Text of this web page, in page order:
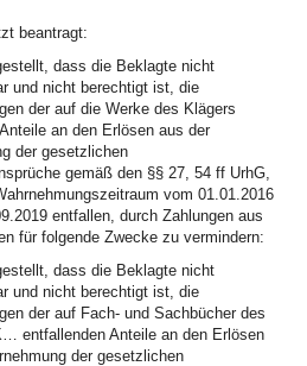
beantragt:
dass die Beklagte nicht
und nicht berechtigt ist, die
der auf die Werke des Klägers
an den Erlösen aus der
der gesetzlichen
gemäß den §§ 27, 54 ff UrhG,
vom 01.01.2016
entfallen, durch Zahlungen aus
für folgende Zwecke zu vermindern:
dass die Beklagte nicht
und nicht berechtigt ist, die
der auf Fach- und Sachbücher des
entfallenden Anteile an den Erlösen
der gesetzlichen